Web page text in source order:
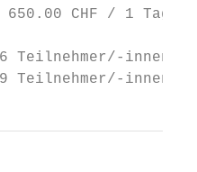
CHF / 1 Tag
Teilnehmer/-innen
Teilnehmer/-innen